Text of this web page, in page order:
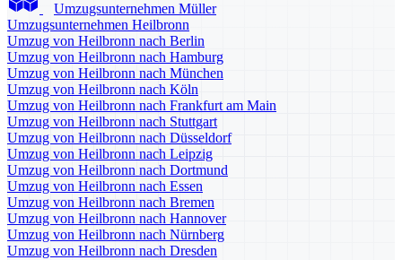
Umzugsunternehmen Müller
Umzugsunternehmen Heilbronn
Umzug von Heilbronn nach Berlin
Umzug von Heilbronn nach Hamburg
Umzug von Heilbronn nach München
Umzug von Heilbronn nach Köln
Umzug von Heilbronn nach Frankfurt am Main
Umzug von Heilbronn nach Stuttgart
Umzug von Heilbronn nach Düsseldorf
Umzug von Heilbronn nach Leipzig
Umzug von Heilbronn nach Dortmund
Umzug von Heilbronn nach Essen
Umzug von Heilbronn nach Bremen
Umzug von Heilbronn nach Hannover
Umzug von Heilbronn nach Nürnberg
Umzug von Heilbronn nach Dresden